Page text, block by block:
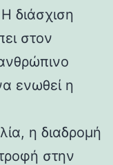
διάσχιση
στον
ενωθεί η
η διαδρομή
στην